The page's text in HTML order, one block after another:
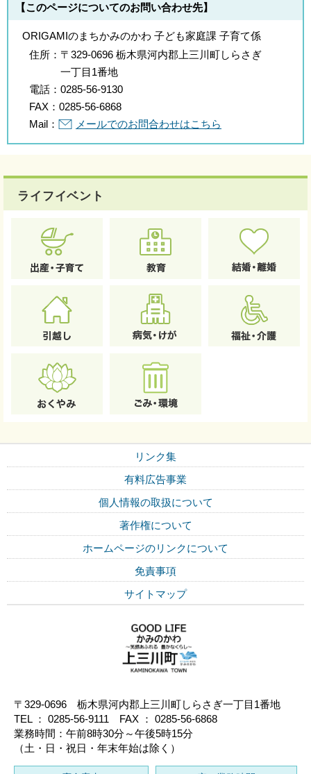
【このページについてのお問い合わせ先】
ORIGAMIのまちかみのかわ 子ども家庭課 子育て係
住所： 〒329-0696 栃木県河内郡上三川町しらさぎ
一丁目1番地
電話： 0285-56-9130
FAX： 0285-56-6868
Mail：
メールでのお問合わせはこちら
ライフイベント
リンク集
有料広告事業
個人情報の取扱について
著作権について
ホームページのリンクについて
免責事項
サイトマップ
〒329-0696 栃木県河内郡上三川町しらさぎ一丁目1番地
TEL ： 0285-56-9111 FAX ： 0285-56-6868
業務時間：午前8時30分～午後5時15分
（土・日・祝日・年末年始は除く）